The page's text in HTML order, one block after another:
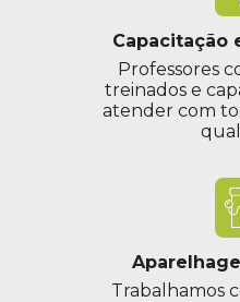
Capacitação
Professores
treinados e
atender com
Trabalhamos